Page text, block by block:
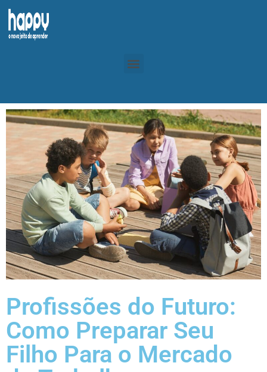
Profissões do Futuro:
Como Preparar Seu
Filho Para o Mercado